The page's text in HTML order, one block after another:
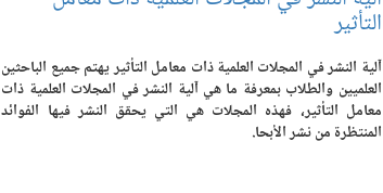
التأثير
آلية النشر في المجلات العلمية ذات معامل التأثير يهتم جميع الباحثين
العلميين والطلاب بمعرفة ما هي آلية النشر في المجلات العلمية ذات
معامل التأثير، فهذه المجلات هي التي يحقق النشر فيها الفوائد
المنتظرة من نشر الأبحا.